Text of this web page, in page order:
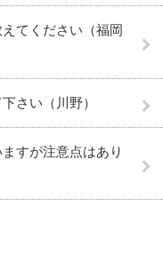
てください（福岡
さい（川野）
すが注意点はあり